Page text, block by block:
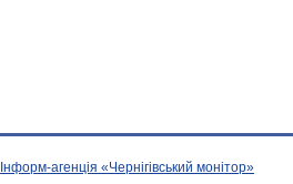
Інформ-агенція «Чернігівський монітор»